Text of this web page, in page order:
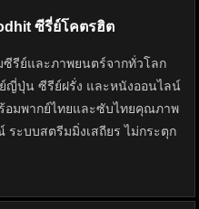
ซีรี่ย์โคตรฮิต
ซีรีย์และภาพยนตร์จากทั่วโลก
ญี่ปุ่น ซีรีย์ฝรั่ง และหนังออนไลน์
อมพากย์ไทยและซับไทยคุณภาพ
ะบบสตรีมมิ่งเสถียร ไม่กระตุก